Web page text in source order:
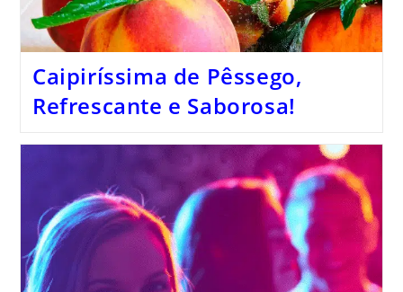
Caipiríssima de Pêssego,
Refrescante e Saborosa!